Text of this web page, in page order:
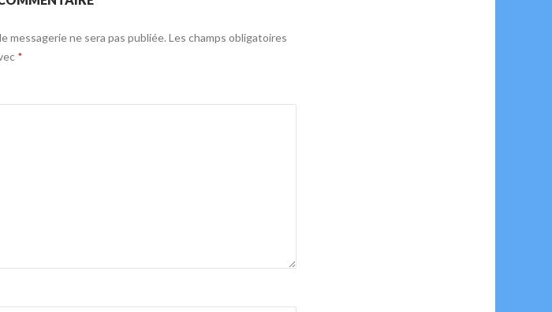
messagerie ne sera pas publiée. Les champs obligatoires
*